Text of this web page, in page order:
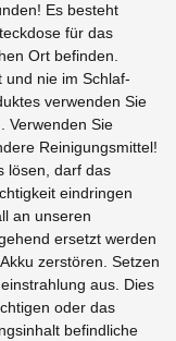
Es besteht
für das
Ort befinden.
und nie im Schlaf-
verwenden Sie
Verwenden Sie
Reinigungsmittel!
lösen, darf das
eindringen
an unseren
ersetzt werden
zerstören. Setzen
aus. Dies
oder das
befindliche